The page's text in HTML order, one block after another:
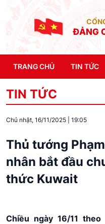
ĐẢNG
TRANG CHỦ TIN TỨC
TIN TỨC
Chủ nhật, 16/11/2025 19:05
Thủ tướng
nhân bắt đầu
thức Kuwait
Chiều ngày 16/11